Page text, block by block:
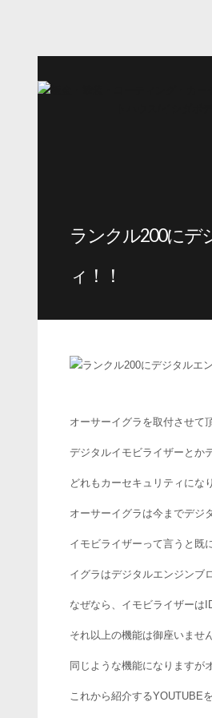
ランクル200にデ
ィ！！
オーサーイグラを取付させて
デジタルイモビライザーとか
どれもカーセキュリティにな
オーサーイグラは今までデジ
イモビライザーって言うと既
イグラはデジタルエンジンブ
なぜなら、イモビライザーは
それ以上の機能は御座いませ
同じような機能になりますが
これから紹介するYOUTUBE